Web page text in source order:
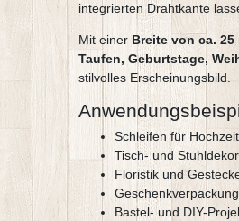
integrierten Drahtkante
Mit einer Breite von ca. 25
Taufen, Geburtstage,
stilvolles Erscheinungsbild.
Schleifen für
Tisch- und
Floristik und
Bastel- und DIY-